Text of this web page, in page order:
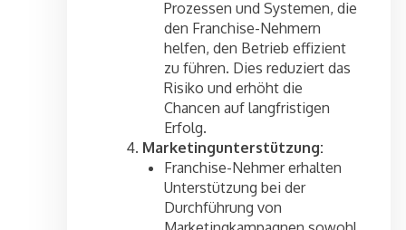
Prozessen und Systemen, die
den Franchise-Nehmern
helfen, den Betrieb effizient
zu führen. Dies reduziert das
Risiko und erhöht die
Chancen auf langfristigen
Erfolg.
Marketingunterstützung:
Franchise-Nehmer erhalten
Unterstützung bei der
Durchführung von